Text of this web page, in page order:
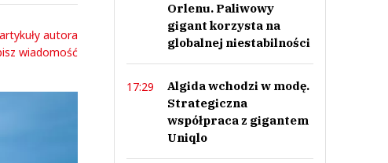
autora
wiadomość
Orlenu. Paliwowy
gigant korzysta na
globalnej niestabilności
17:29
Algida wchodzi w modę.
Strategiczna
współpraca z gigantem
Uniqlo